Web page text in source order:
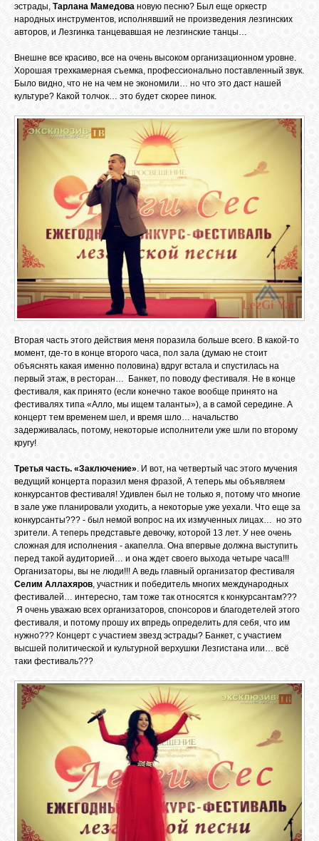
эстрады, Тарлана Мамедова новую песню? Был еще оркестр
народных инструментов, исполнявший не произведения лезгинских
авторов, и Лезгинка танцевавшая не лезгинские танцы…
Внешне все красиво, все на очень высоком организационном уровне.
Хорошая трехкамерная съемка, профессионально поставленный звук.
Было видно, что не на чем не экономили… но что это даст нашей
культуре? Какой толчок… это будет скорее пинок.
Вторая часть этого действия меня поразила больше всего. В какой-то
момент, где-то в конце второго часа, пол зала (думаю не стоит
объяснять какая именно половина) вдруг встала и спустилась на
первый этаж, в ресторан… Банкет, по поводу фестиваля. Не в конце
фестиваля, как принято (если конечно такое вообще принято на
фестивалях типа «Алло, мы ищем таланты»), а в самой середине. А
концерт тем временем шел, и время шло… начальство
задерживалась, потому, некоторые исполнители уже шли по второму
кругу!
Третья часть. «Заключение». И вот, на четвертый час этого мучения
ведущий концерта поразил меня фразой, А теперь мы объявляем
конкурсантов фестиваля! Удивлен был не только я, потому что многие
в зале уже планировали уходить, а некоторые уже уехали. Что еще за
конкурсанты??? - был немой вопрос на их измученных лицах… но это
зрители. А теперь представьте девочку, которой 13 лет. У нее очень
сложная для исполнения - акапелла. Она впервые должна выступить
перед такой аудиторией… и она ждет своего выхода четыре часа!!!
Организаторы, вы не люди!!! А ведь главный организатор фестиваля
Селим Аллахяров, участник и победитель многих международных
фестивалей… интересно, там тоже так относятся к конкурсантам???
Я очень уважаю всех организаторов, спонсоров и благодетелей этого
фестиваля, и потому прошу их впредь определить для себя, что им
нужно??? Концерт с участием звезд эстрады? Банкет, с участием
высшей политической и культурной верхушки Лезгистана или… всё
таки фестиваль???